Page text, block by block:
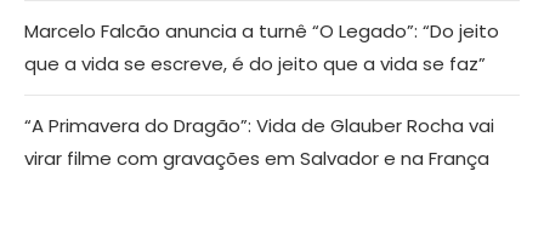
Marcelo Falcão anuncia a turnê “O Legado”: “Do jeito
que a vida se escreve, é do jeito que a vida se faz”
“A Primavera do Dragão”: Vida de Glauber Rocha vai
virar filme com gravações em Salvador e na França